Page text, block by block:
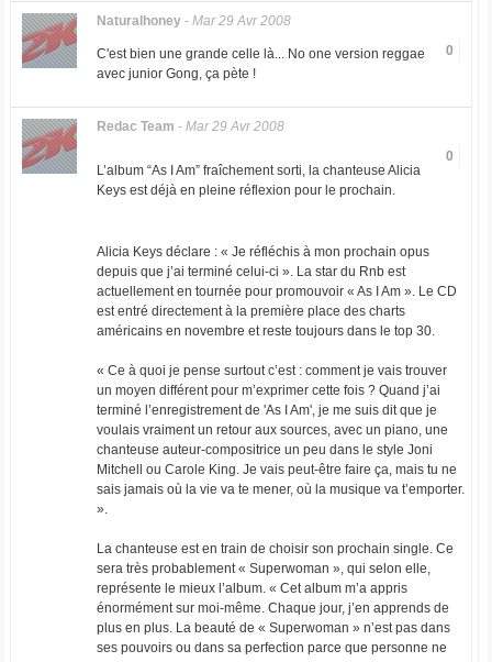
Naturalhoney- Mar 29 Avr 2008
0
C'est bien une grande celle là... No one version reggae
avec junior Gong, ça pète !
Redac Team - Mar 29 Avr 2008
0
L’album “As I Am” fraîchement sorti, la chanteuse Alicia
Keys est déjà en pleine réflexion pour le prochain.
Alicia Keys déclare : « Je réfléchis à mon prochain opus
depuis que j’ai terminé celui-ci ». La star du Rnb est
actuellement en tournée pour promouvoir « As I Am ». Le CD
est entré directement à la première place des charts
américains en novembre et reste toujours dans le top 30.
« Ce à quoi je pense surtout c’est : comment je vais trouver
un moyen différent pour m’exprimer cette fois ? Quand j’ai
terminé l’enregistrement de 'As I Am', je me suis dit que je
voulais vraiment un retour aux sources, avec un piano, une
chanteuse auteur-compositrice un peu dans le style Joni
Mitchell ou Carole King. Je vais peut-être faire ça, mais tu ne
sais jamais où la vie va te mener, où la musique va t’emporter.
».
La chanteuse est en train de choisir son prochain single. Ce
sera très probablement « Superwoman », qui selon elle,
représente le mieux l’album. « Cet album m’a appris
énormément sur moi-même. Chaque jour, j’en apprends de
plus en plus. La beauté de « Superwoman » n’est pas dans
ses pouvoirs ou dans sa perfection parce que personne ne